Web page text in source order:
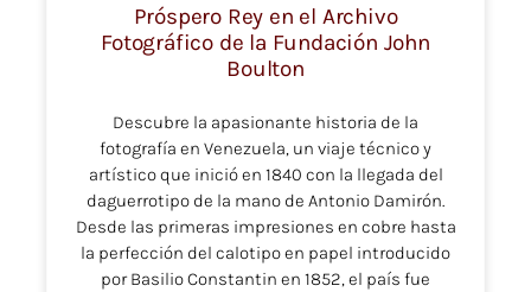
Próspero Rey en el Archivo
Fotográfico de la Fundación John
Boulton
Descubre la apasionante historia de la
fotografía en Venezuela, un viaje técnico y
artístico que inició en 1840 con la llegada del
daguerrotipo de la mano de Antonio Damirón.
Desde las primeras impresiones en cobre hasta
la perfección del calotipo en papel introducido
por Basilio Constantin en 1852, el país fue